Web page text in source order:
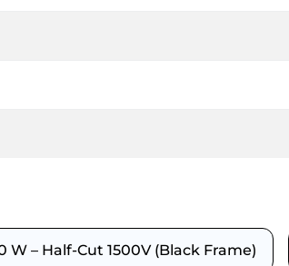
– Half-Cut 1500V (Black Frame)